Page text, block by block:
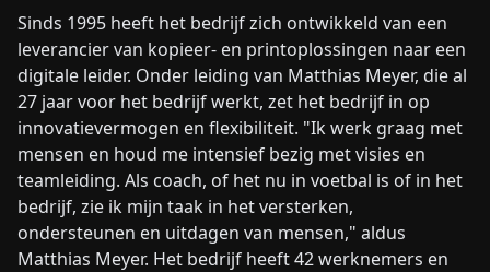
Sinds 1995 heeft het bedrijf zich ontwikkeld van een
leverancier van kopieer- en printoplossingen naar een
digitale leider. Onder leiding van Matthias Meyer, die al
27 jaar voor het bedrijf werkt, zet het bedrijf in op
innovatievermogen en flexibiliteit. "Ik werk graag met
mensen en houd me intensief bezig met visies en
teamleiding. Als coach, of het nu in voetbal is of in het
bedrijf, zie ik mijn taak in het versterken,
ondersteunen en uitdagen van mensen," aldus
Matthias Meyer. Het bedrijf heeft 42 werknemers en